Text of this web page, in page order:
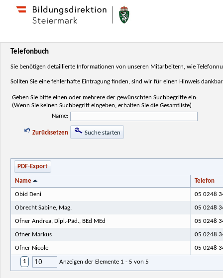
Telefonbuch
Sie benötigen detaillierte Informationen von unseren Mitarbeitern, wie
Sollten Sie eine fehlerhafte Eintragung finden, sind wir für einen Hinweis
Geben Sie bitte einen oder mehrere der gewünschten Suchbegriffe ein:
(Wenn Sie keinen Suchbegriff eingeben, erhalten Sie die Gesamtliste)
Name:
Zurücksetzen Suche starten
PDF-Export
Name Telefon
Obid Deni 05 0248
Obrecht Sabine, Mag. 05 0248
Ofner Andrea, Dipl.-Päd., BEd MEd 05 0248
Ofner Markus 05 0248
Ofner Nicole 05 0248
1 10 Anzeigen der Elemente 1 - 5 von 5